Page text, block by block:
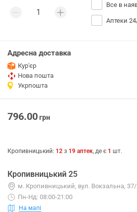
Все в
Аптеки
Адресна доставка
Кур'єр
Нова пошта
Укрпошта
796.00грн
Кропивницький: 12 з 19 аптек, де є 1 шт.
Кропивницький 25
м. Кропивницький, вул. Вокзальна,
Пн-Нд: 08:00-21:00
На мапі